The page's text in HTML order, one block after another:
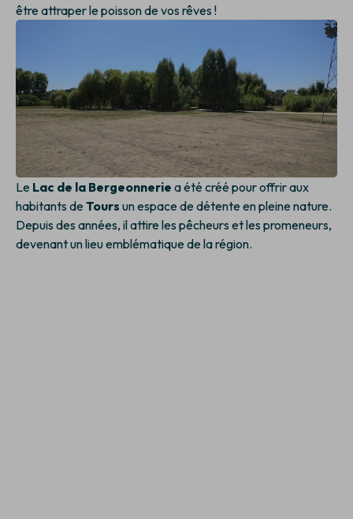
être attraper le poisson de vos rêves !
Le Lac de la Bergeonnerie a été créé pour offrir aux
habitants de Tours un espace de détente en pleine nature.
Depuis des années, il attire les pêcheurs et les promeneurs,
devenant un lieu emblématique de la région.